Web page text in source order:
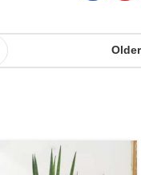
Older